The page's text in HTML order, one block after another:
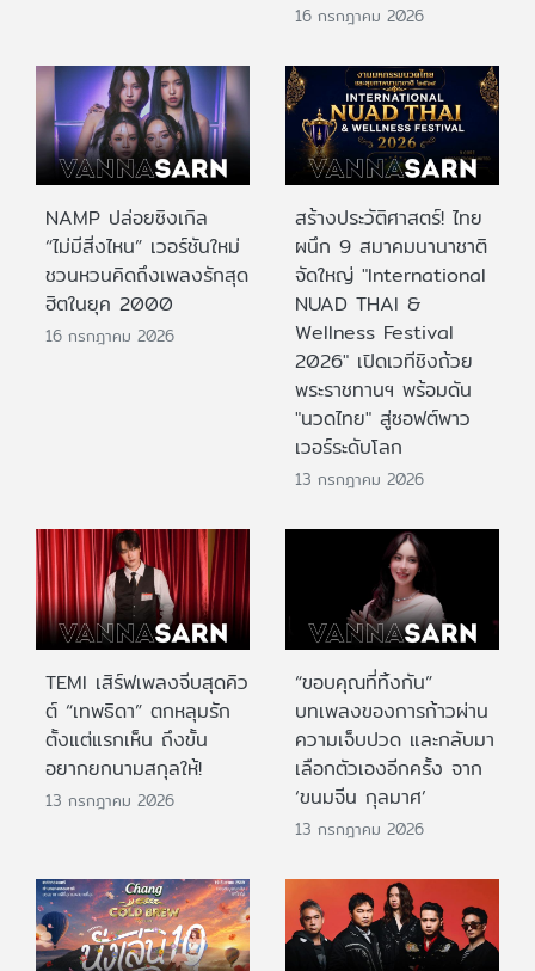
16 กรกฎาคม 2026
NAMP ปล่อยซิงเกิล
“ไม่มีสิ่งไหน” เวอร์ชันใหม่
ชวนหวนคิดถึงเพลงรักสุด
ฮิตในยุค 2000
16 กรกฎาคม 2026
สร้างประวัติศาสตร์! ไทย
ผนึก 9 สมาคมนานาชาติ
จัดใหญ่ "International
NUAD THAI &
Wellness Festival
2026" เปิดเวทีชิงถ้วย
พระราชทานฯ พร้อมดัน
"นวดไทย" สู่ซอฟต์พาว
เวอร์ระดับโลก
13 กรกฎาคม 2026
TEMI เสิร์ฟเพลงจีบสุดคิว
ต์ “เทพธิดา” ตกหลุมรัก
ตั้งแต่แรกเห็น ถึงขั้น
อยากยกนามสกุลให้!
13 กรกฎาคม 2026
“ขอบคุณที่ทิ้งกัน”
บทเพลงของการก้าวผ่าน
ความเจ็บปวด และกลับมา
เลือกตัวเองอีกครั้ง จาก
‘ขนมจีน กุลมาศ’
13 กรกฎาคม 2026